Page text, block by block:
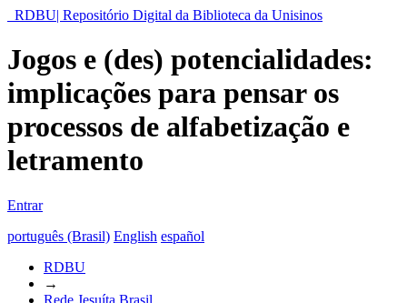
RDBU| Repositório Digital da Biblioteca da Unisinos
Jogos e (des) potencialidades:
implicações para pensar os
processos de alfabetização e
letramento
Entrar
português (Brasil) English español
RDBU
→
Rede Jesuíta Brasil